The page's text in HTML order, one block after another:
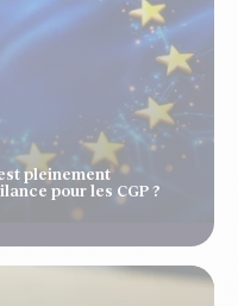
pleinement
pour les CGP ?